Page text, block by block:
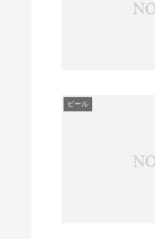
ビール